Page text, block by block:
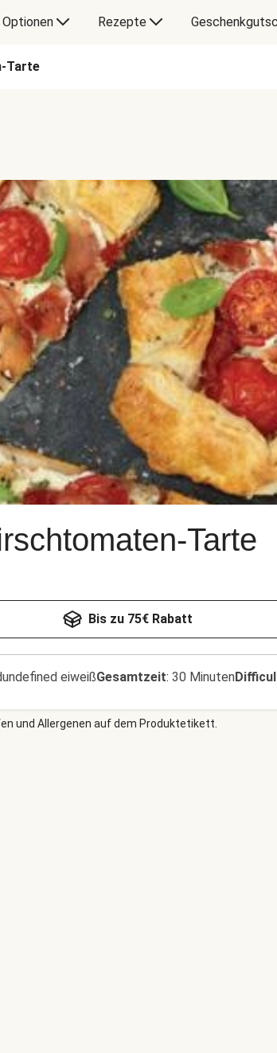
Optionen Rezepte
Tarte
Tarte
Bis zu 75€ Rabatt
eiweißGesamtzeit: 30 Minuten
und Allergenen auf dem Produktetikett.